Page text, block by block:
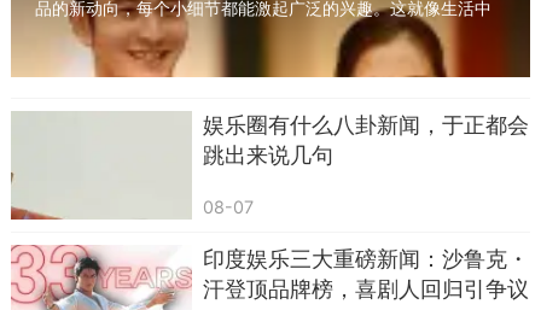
关健、郝宁他们也是，直播间成了第二个家，
特别是那个关键，以前可是辽宁经济台的首席
啊，就是那个因为举报出租车司机出名的哥们儿，
个子不高，但挺有辨识度。
品的新动向，每个小细节都能激起广泛的兴趣。这就像生活中
的调味品，让人们在繁忙之余有了闲聊的话题，...
娱乐圈有什么八卦新闻，于正都会
跳出来说几句
08-07
印度娱乐三大重磅新闻：沙鲁克・
汗登顶品牌榜，喜剧人回归引争议